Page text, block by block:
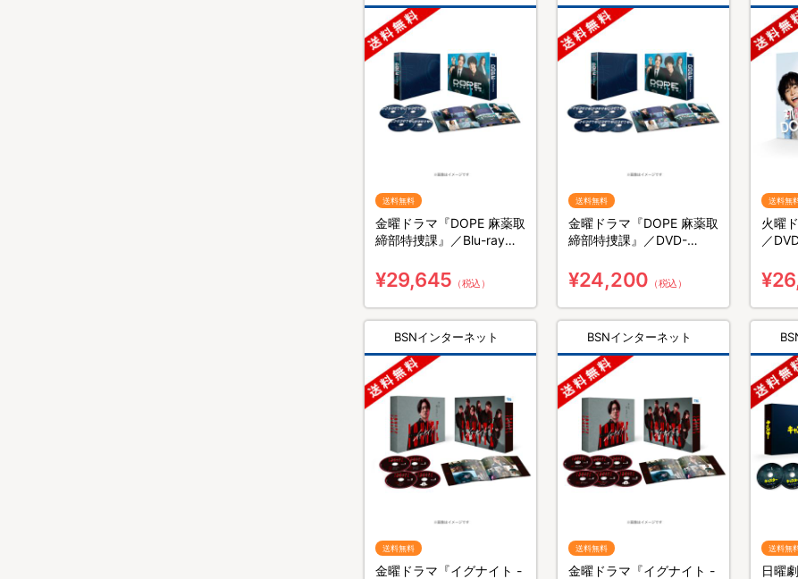
送料無料
金曜ドラマ『DOPE 麻薬取
締部特捜課』／Blu-ray
¥29,645 （税込）
送料無料
金曜ドラマ『DOPE 麻薬取
締部特捜課』／DVD-
¥24,200 （税込）
送料無
火曜
／
BSNインターネット
送料無料
金曜ドラマ『イグナイト -
BSNインターネット
送料無料
金曜ドラマ『イグナイト -
送料無
日曜